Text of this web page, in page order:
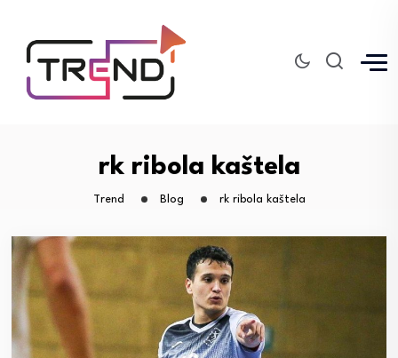
rk ribola kaštela
Trend Blog rk ribola kaštela